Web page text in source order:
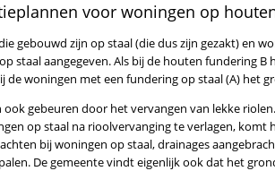
voor woningen op
gebouwd zijn op staal (die dus zijn gezakt) en
staal aangegeven. Als bij de houten fundering
woningen met een fundering op staal (A) het
gebeuren door het vervangen van lekke
op staal na rioolvervanging te verlagen, komt
bij woningen op staal, drainages
De gemeente vindt eigenlijk ook dat het